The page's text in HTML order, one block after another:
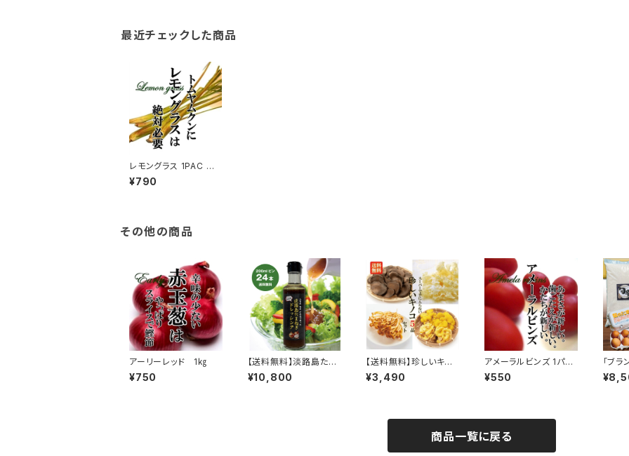
最近チェックした商品
レモングラス 1PAC ハ
ーブ
¥790
その他の商品
アーリーレッド 1㎏
¥750
【送料無料】淡路島たま
ねぎドレッシング 200
ml 24本
¥10,800
【送料無料】珍しいキノ
コセット5品セット
¥3,490
アメーラルビンズ 1パッ
ク 70g ミニトマト
高糖度 フルーツトマト
¥550
「ブ
まご（
g）」
商品一覧に戻る